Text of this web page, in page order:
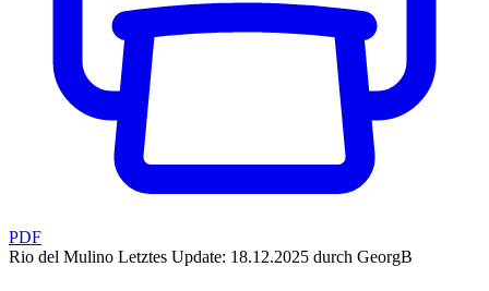
PDF
Rio del Mulino Letztes Update: 18.12.2025 durch GeorgB